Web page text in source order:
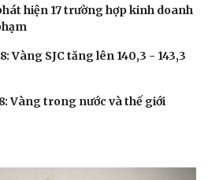
hiện 17 trường hợp kinh doanh
Vàng SJC tăng lên 140,3 - 143,3
Vàng trong nước và thế giới